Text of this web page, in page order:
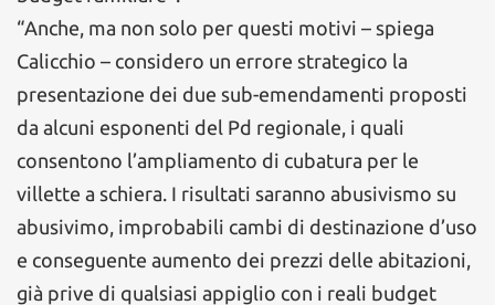
“Anche, ma non solo per questi motivi – spiega
Calicchio – considero un errore strategico la
presentazione dei due sub-emendamenti proposti
da alcuni esponenti del Pd regionale, i quali
consentono l’ampliamento di cubatura per le
villette a schiera. I risultati saranno abusivismo su
abusivimo, improbabili cambi di destinazione d’uso
e conseguente aumento dei prezzi delle abitazioni,
già prive di qualsiasi appiglio con i reali budget